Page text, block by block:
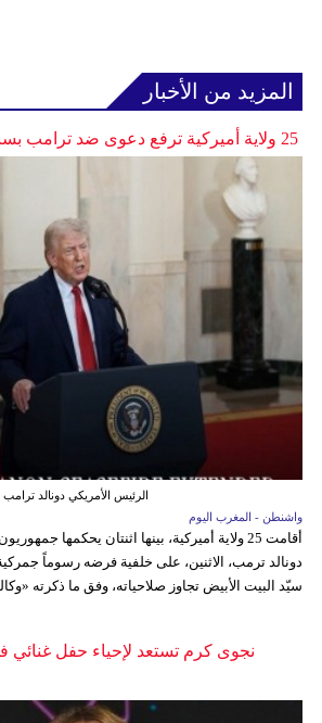
المزيد من الأخبار
25 ولاية أميركية ترفع دعوى ضد ترامب بسبب الرسوم الجمركية
الرئيس الأمريكي دونالد ترامب
واشنطن - المغرب اليوم
أقامت 25 ولاية أميركية، بينها اثنتان يحكمها
سيّد البيت الأبيض تجاوز صلاحياته، وفق ما ذكرته
نجوى كرم تستعد لإحياء حفل غنائي في دبي